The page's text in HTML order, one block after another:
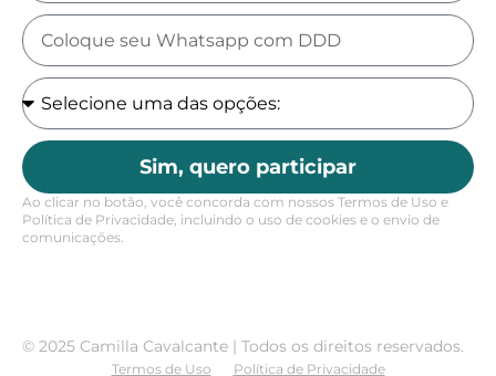
Sim, quero participar
Ao clicar no botão, você concorda com nossos Termos de Uso e
Política de Privacidade, incluindo o uso de cookies e o envio de
comunicações.
© 2025 Camilla Cavalcante | Todos os direitos reservados.
Termos de Uso Política de Privacidade